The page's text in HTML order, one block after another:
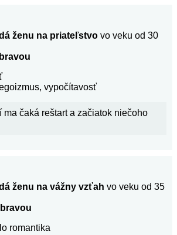
ženu na priateľstvo vo veku od 30
vypočítavosť
ma čaká reštart a začiatok niečoho
ženu na vážny vzťah vo veku od 35
romantika